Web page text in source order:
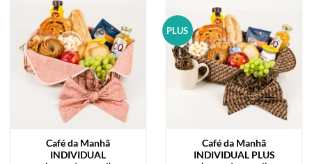
Café da Manhã
INDIVIDUAL
PLUS
Café da Manhã
INDIVIDUAL PLUS